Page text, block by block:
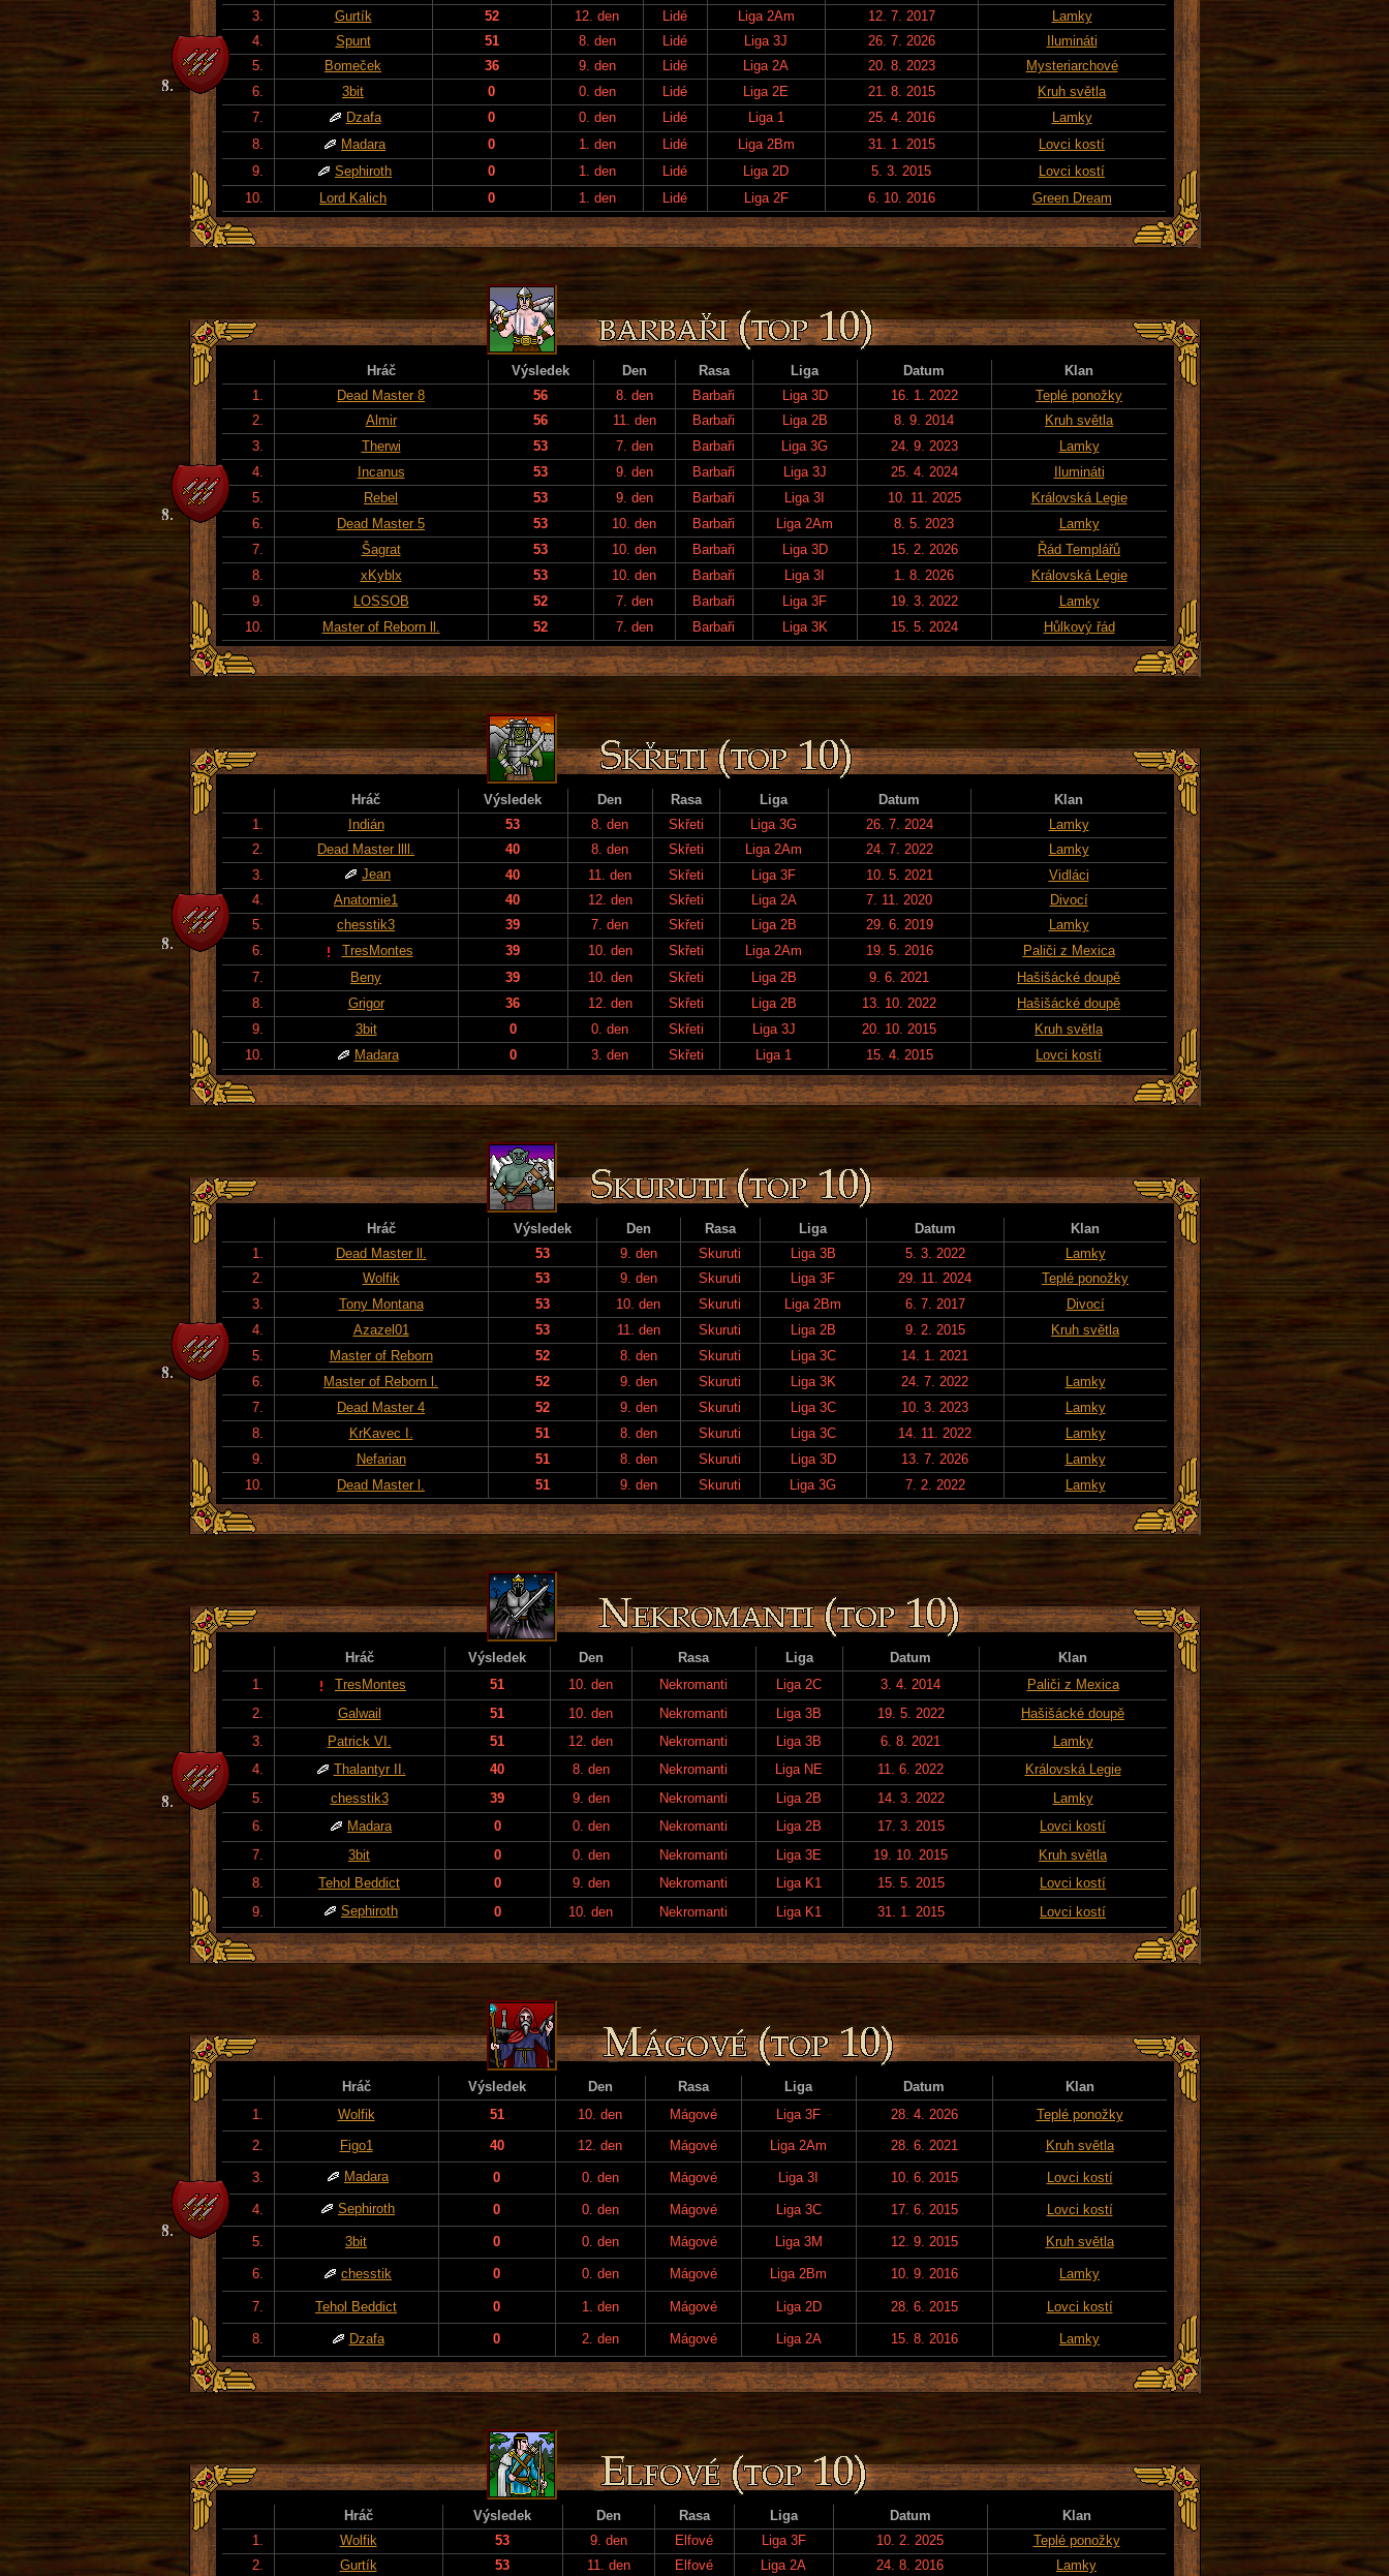
3.
Gurtík 52 12. den Lidé Liga 2Am 12. 7. 2017
Lamky
4.
Spunt 51 8. den Lidé Liga 3J 26. 7. 2026
Ilumináti
5.
Bomeček 36 9. den Lidé Liga 2A 20. 8. 2023
Mysteriarchové
6.
3bit 0 0. den Lidé Liga 2E 21. 8. 2015
Kruh světla
7.
Dzafa 0 0. den Lidé Liga 1 25. 4. 2016
Lamky
8.
Madara 0 1. den Lidé Liga 2Bm 31. 1. 2015
Lovci kostí
9.
Sephiroth 0 1. den Lidé Liga 2D 5. 3. 2015
Lovci kostí
10.
Lord Kalich 0 1. den Lidé Liga 2F 6. 10. 2016 Green Dream
Hráč Výsledek Den Rasa Liga Datum
Klan
1.
Dead Master 8 56 8. den Barbaři Liga 3D 16. 1. 2022
Teplé ponožky
2.
Almir 56 11. den Barbaři Liga 2B 8. 9. 2014
Kruh světla
3.
Therwi 53 7. den Barbaři Liga 3G 24. 9. 2023
Lamky
4.
Incanus 53 9. den Barbaři Liga 3J 25. 4. 2024
Ilumináti
5.
Rebel 53 9. den Barbaři Liga 3I 10. 11. 2025
Královská Legie
6.
Dead Master 5 53 10. den Barbaři Liga 2Am 8. 5. 2023
Lamky
7.
Šagrat 53 10. den Barbaři Liga 3D 15. 2. 2026
Řád Templářů
8.
xKyblx 53 10. den Barbaři Liga 3I 1. 8. 2026
Královská Legie
9.
LOSSOB 52 7. den Barbaři Liga 3F 19. 3. 2022
Lamky
10.
Master of Reborn ll. 52 7. den Barbaři Liga 3K 15. 5. 2024 Hůlkový řád
Hráč Výsledek Den Rasa Liga Datum
Klan
1.
Indián 53 8. den Skřeti Liga 3G 26. 7. 2024
Lamky
2.
Dead Master llll. 40 8. den Skřeti Liga 2Am 24. 7. 2022
Lamky
3.
Jean 40 11. den Skřeti Liga 3F 10. 5. 2021
Vidláci
4.
Anatomie1 40 12. den Skřeti Liga 2A 7. 11. 2020
Divocí
5.
chesstik3 39 7. den Skřeti Liga 2B 29. 6. 2019
Lamky
6.
TresMontes 39 10. den Skřeti Liga 2Am 19. 5. 2016
Paliči z Mexica
7.
Beny 39 10. den Skřeti Liga 2B 9. 6. 2021
Hašišácké doupě
8.
Grigor 36 12. den Skřeti Liga 2B 13. 10. 2022
Hašišácké doupě
9.
3bit 0 0. den Skřeti Liga 3J 20. 10. 2015
Kruh světla
10.
Madara 0 3. den Skřeti Liga 1 15. 4. 2015 Lovci kostí
Hráč Výsledek Den Rasa Liga Datum
Klan
1.
Dead Master ll. 53 9. den Skuruti Liga 3B 5. 3. 2022
Lamky
2.
Wolfik 53 9. den Skuruti Liga 3F 29. 11. 2024
Teplé ponožky
3.
Tony Montana 53 10. den Skuruti Liga 2Bm 6. 7. 2017
Divocí
4.
Azazel01 53 11. den Skuruti Liga 2B 9. 2. 2015
Kruh světla
5.
Master of Reborn 52 8. den Skuruti Liga 3C
14. 1. 2021
6.
Master of Reborn l. 52 9. den Skuruti Liga 3K 24. 7. 2022
Lamky
7.
Dead Master 4 52 9. den Skuruti Liga 3C 10. 3. 2023
Lamky
8.
KrKavec I. 51 8. den Skuruti Liga 3C 14. 11. 2022
Lamky
9.
Nefarian 51 8. den Skuruti Liga 3D 13. 7. 2026
Lamky
10.
Dead Master l. 51 9. den Skuruti Liga 3G 7. 2. 2022 Lamky
Hráč Výsledek Den Rasa Liga Datum
Klan
1.
TresMontes 51 10. den Nekromanti Liga 2C 3. 4. 2014
Paliči z Mexica
2.
Galwail 51 10. den Nekromanti Liga 3B 19. 5. 2022
Hašišácké doupě
3.
Patrick VI. 51 12. den Nekromanti Liga 3B 6. 8. 2021
Lamky
4.
Thalantyr II. 40 8. den Nekromanti Liga NE 11. 6. 2022
Královská Legie
5.
chesstik3 39 9. den Nekromanti Liga 2B 14. 3. 2022
Lamky
6.
Madara 0 0. den Nekromanti Liga 2B 17. 3. 2015
Lovci kostí
7.
3bit 0 0. den Nekromanti Liga 3E 19. 10. 2015
Kruh světla
8.
Tehol Beddict 0 9. den Nekromanti Liga K1 15. 5. 2015
Lovci kostí
9.
Sephiroth 0 10. den Nekromanti Liga K1 31. 1. 2015 Lovci kostí
Hráč Výsledek Den Rasa Liga Datum
Klan
1.
Wolfik 51 10. den Mágové Liga 3F 28. 4. 2026
Teplé ponožky
2.
Figo1 40 12. den Mágové Liga 2Am 28. 6. 2021 Kruh světla
3. Madara 0 0. den Mágové Liga 3I 10. 6. 2015 Lovci kostí
4. Sephiroth 0 0. den Mágové Liga 3C 17. 6. 2015 Lovci kostí
5. 3bit 0 0. den Mágové Liga 3M 12. 9. 2015 Kruh světla
6. chesstik 0 0. den Mágové Liga 2Bm 10. 9. 2016 Lamky
7. Tehol Beddict 0 1. den Mágové Liga 2D 28. 6. 2015 Lovci kostí
8. Dzafa 0 2. den Mágové Liga 2A 15. 8. 2016 Lamky
Hráč Výsledek Den Rasa Liga Datum
Klan
1.
Wolfik 53 9. den Elfové Liga 3F 10. 2. 2025
Teplé ponožky
2.
Gurtík 53 11. den Elfové Liga 2A 24. 8. 2016 Lamky